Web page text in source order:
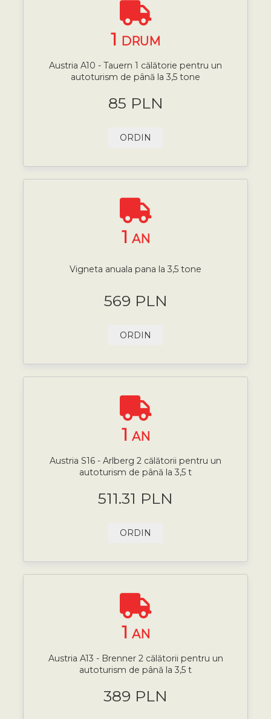
1 DRUM
Austria A10 - Tauern 1 călătorie pentru un
autoturism de până la 3,5 tone
85 PLN
ORDIN
1 AN
Vigneta anuala pana la 3,5 tone
569 PLN
ORDIN
1 AN
Austria S16 - Arlberg 2 călătorii pentru un
autoturism de până la 3,5 t
511.31 PLN
ORDIN
1 AN
Austria A13 - Brenner 2 călătorii pentru un
autoturism de până la 3,5 t
389 PLN